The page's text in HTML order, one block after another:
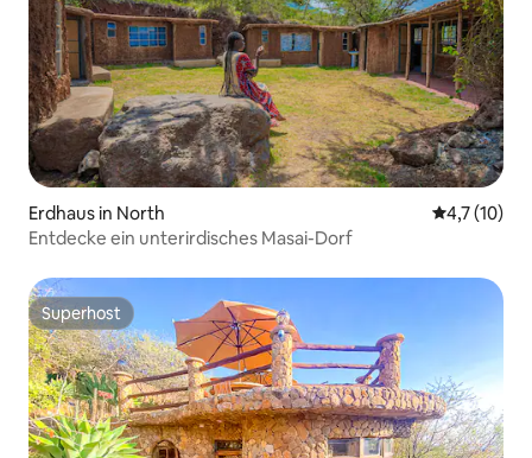
Erdhaus in North
4,7 (10)
Entdecke ein unterirdisches Masai-Dorf
Superhost
Superhost